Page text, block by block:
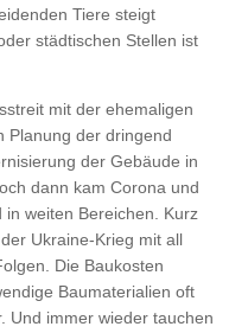
Tiere steigt
städtischen Stellen ist
mit der ehemaligen
Planung der dringend
der Gebäude in
dann kam Corona und
weiten Bereichen. Kurz
Ukraine-Krieg mit all
Die Baukosten
Baumaterialien oft
Und immer wieder tauchen